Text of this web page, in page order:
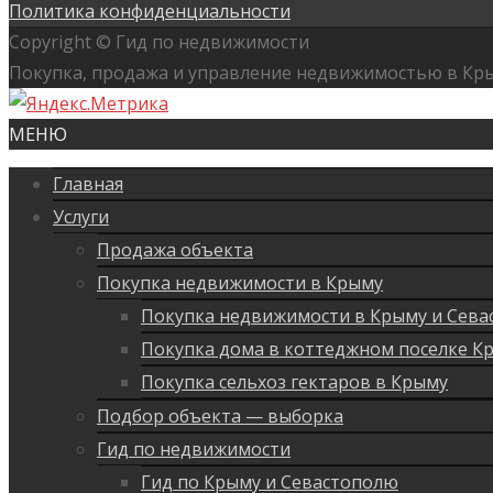
Политика конфиденциальности
Copyright © Гид по недвижимости
Покупка, продажа и управление недвижимостью в
МЕНЮ
Главная
Услуги
Продажа объекта
Покупка недвижимости в Крыму
Покупка недвижимости в Крыму и
Покупка дома в коттеджном поселке
Покупка сельхоз гектаров в Крыму
Подбор объекта — выборка
Гид по недвижимости
Гид по Крыму и Севастополю